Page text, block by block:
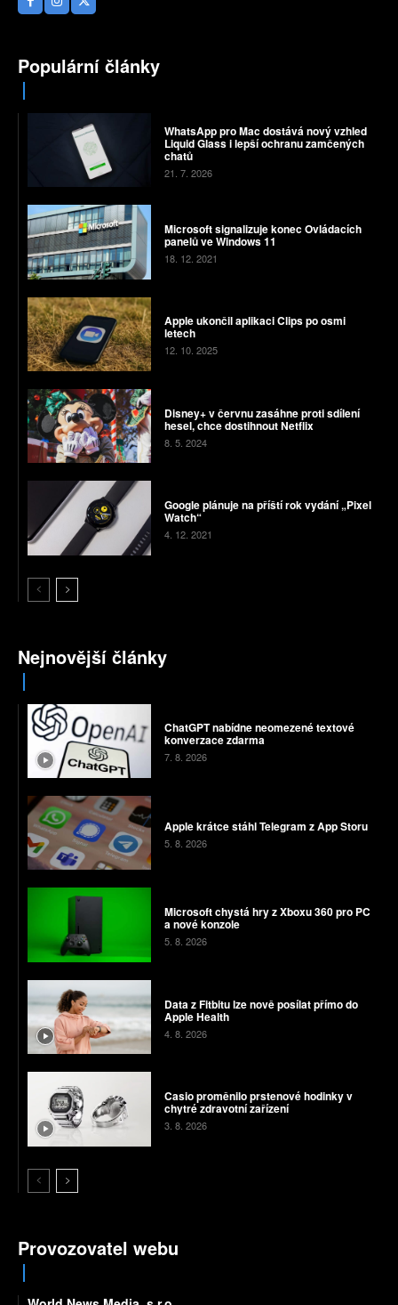
Populární články
WhatsApp pro Mac dostává nový vzhled
Liquid Glass i lepší ochranu zamčených
chatů
21. 7. 2026
Microsoft signalizuje konec Ovládacích
panelů ve Windows 11
18. 12. 2021
Apple ukončil aplikaci Clips po osmi
letech
12. 10. 2025
Disney+ v červnu zasáhne proti sdílení
hesel, chce dostihnout Netflix
8. 5. 2024
Google plánuje na příští rok vydání „Pixel
Watch“
4. 12. 2021
Nejnovější články
ChatGPT nabídne neomezené textové
konverzace zdarma
7. 8. 2026
Apple krátce stáhl Telegram z App Storu
5. 8. 2026
Microsoft chystá hry z Xboxu 360 pro PC
a nové konzole
5. 8. 2026
Data z Fitbitu lze nově posílat přímo do
Apple Health
4. 8. 2026
Casio proměnilo prstenové hodinky v
chytré zdravotní zařízení
3. 8. 2026
Provozovatel webu